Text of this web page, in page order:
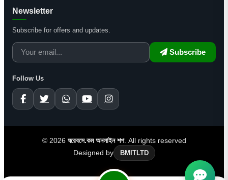
Newsletter
Subscribe for offers and updates.
Subscribe
Follow Us
© 2026 ঘরেবসে.কম অনলাইন শপ. All rights reserved
Designed by
BMITLTD